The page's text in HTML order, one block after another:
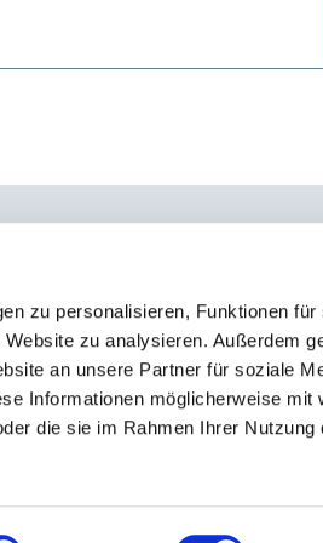
zu personalisieren, Funktionen
zu analysieren. Außerdem
an unsere Partner für soziale
Informationen möglicherweise mit
die sie im Rahmen Ihrer Nutzung
0
institut-deutschland.de